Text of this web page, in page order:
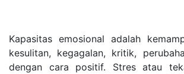
Kapasitas emosional adalah
kesulitan, kegagalan, kritik,
dengan cara positif. Stres atau